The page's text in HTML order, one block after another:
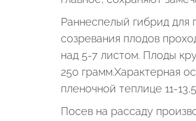
Раннеспелый гибрид для
созревания плодов
над 5-7 листом. Плоды
250 грамм.Характерная
пленочной теплице 11-13,5
Посев на рассаду